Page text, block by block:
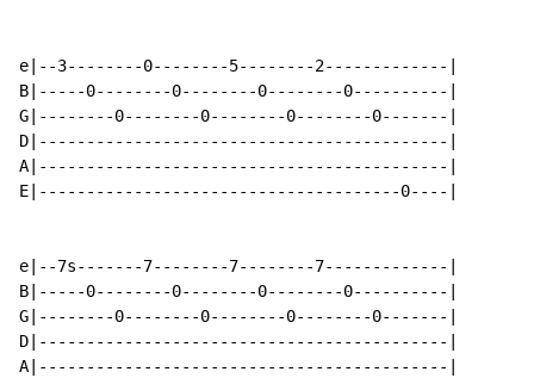
e|--3--------0--------5--------2-------------|
B|-----0--------0--------0--------0----------|
G|--------0--------0--------0--------0-------|
D|-------------------------------------------|
A|-------------------------------------------|
E|--------------------------------------0----|
e|--7s-------7--------7--------7-------------|
B|-----0--------0--------0--------0----------|
G|--------0--------0--------0--------0-------|
D|-------------------------------------------|
A|-------------------------------------------|